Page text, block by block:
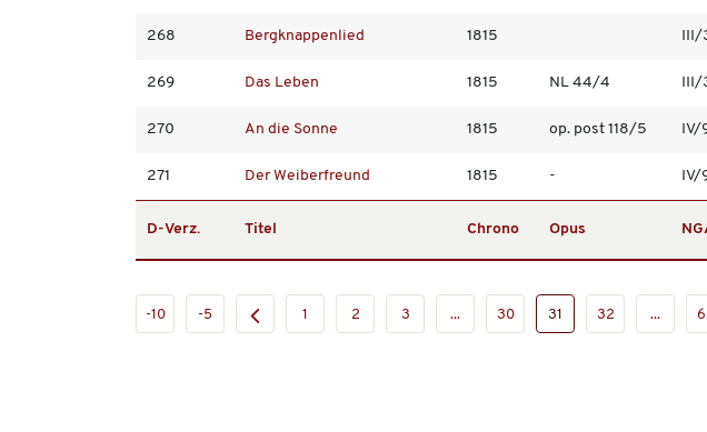
268 Bergknappenlied 1815 III/
269 Das Leben 1815 NL 44/4 III/
270 An die Sonne 1815 op. post 118/5 IV/
271 Der Weiberfreund 1815 - IV/
D-Verz. Titel Chrono Opus
-10 -5 1 2 3 ... 30 31 32 ...